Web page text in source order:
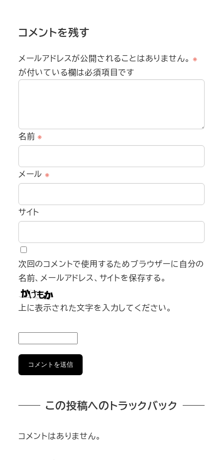
コメントを残す
メールアドレスが公開されることはありません。 ※
が付いている欄は必須項目です
名前※
メール ※
サイト
次回のコメントで使用するためブラウザーに自分の
名前、メールアドレス、サイトを保存する。
上に表示された文字を入力してください。
この投稿へのトラックバック
コメントはありません。